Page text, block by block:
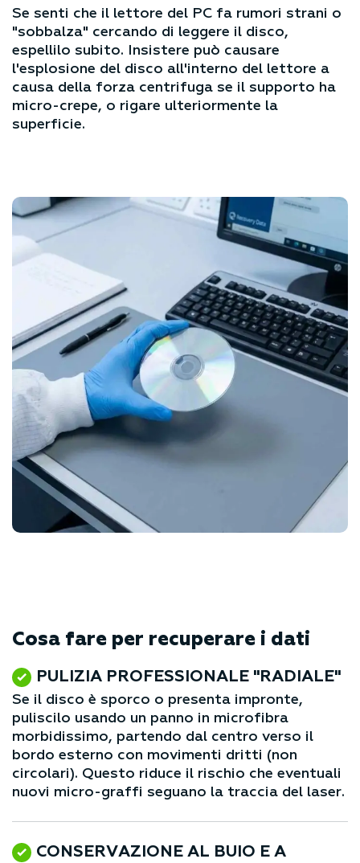
Se senti che il lettore del PC fa rumori strani o
"sobbalza" cercando di leggere il disco,
espellilo subito. Insistere può causare
l'esplosione del disco all'interno del lettore a
causa della forza centrifuga se il supporto ha
micro-crepe, o rigare ulteriormente la
superficie.
Cosa fare per recuperare i dati
PULIZIA PROFESSIONALE "RADIALE"
Se il disco è sporco o presenta impronte,
puliscilo usando un panno in microfibra
morbidissimo, partendo dal centro verso il
bordo esterno con movimenti dritti (non
circolari). Questo riduce il rischio che eventuali
nuovi micro-graffi seguano la traccia del laser.
CONSERVAZIONE AL BUIO E A